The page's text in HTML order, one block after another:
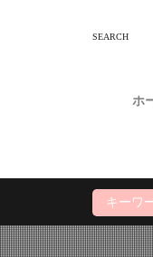
ホ
キーワ